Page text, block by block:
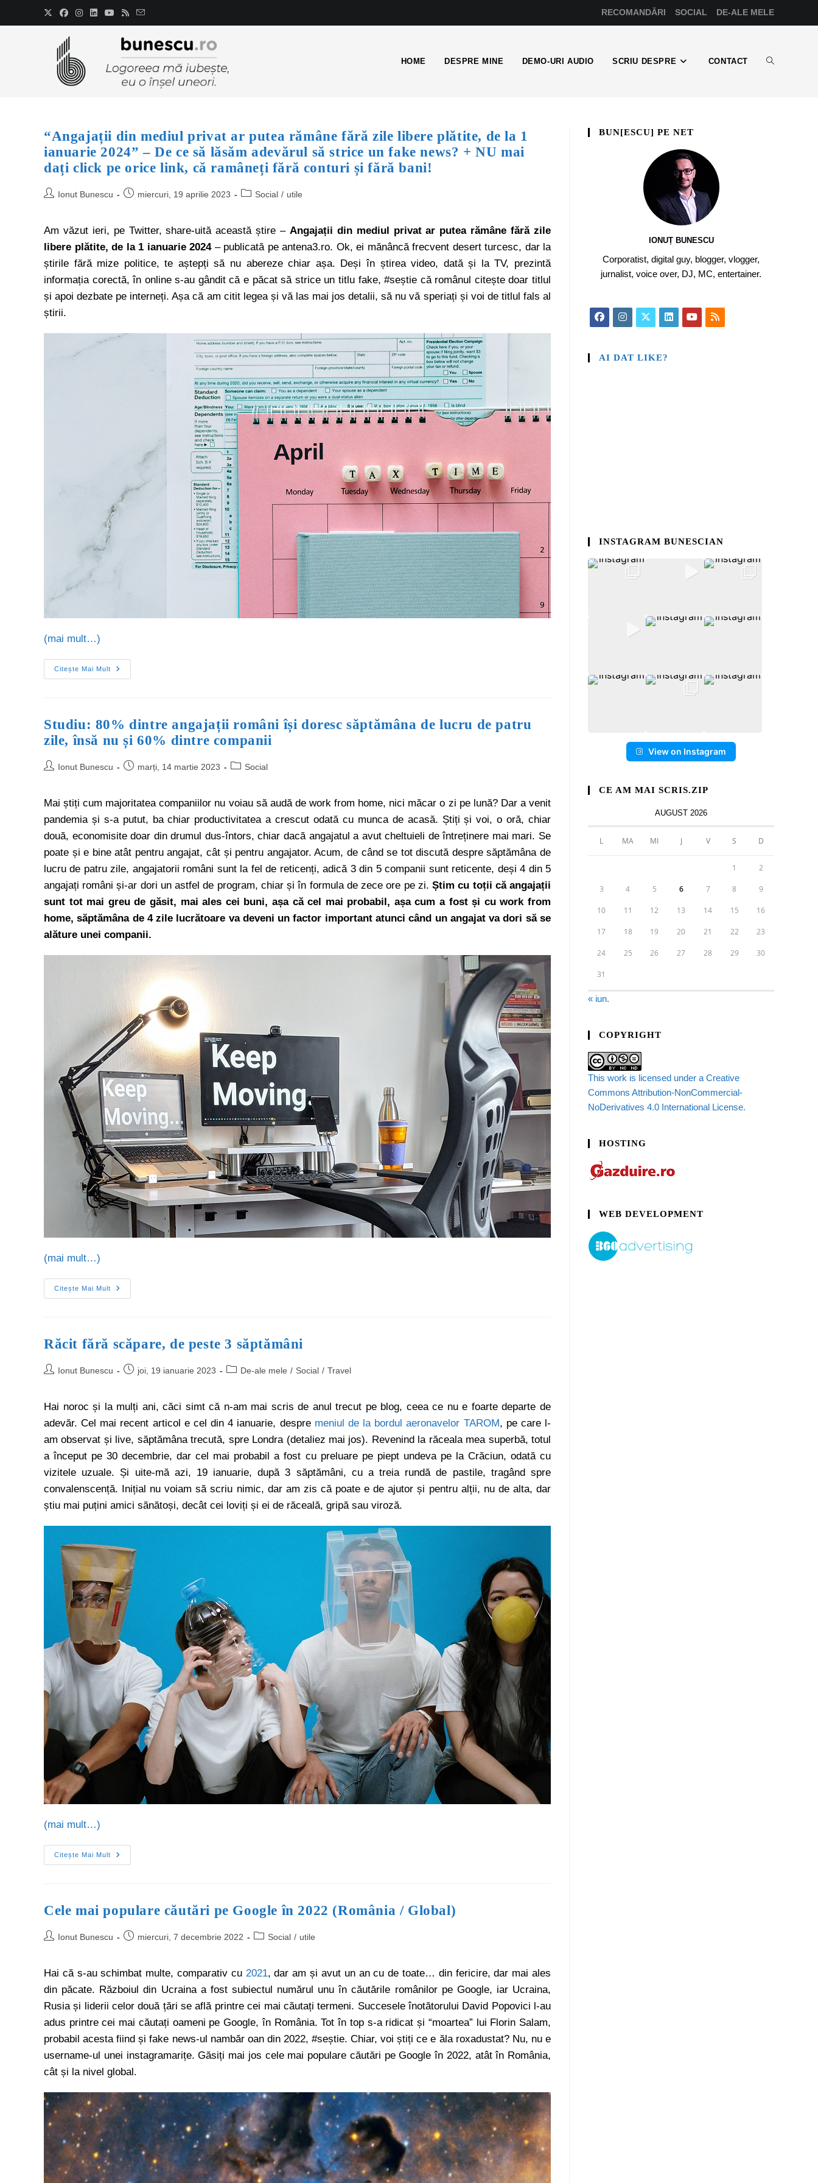
RECOMANDĂRI SOCIAL DE-ALE MELE
HOME DESPRE MINE DEMO-URI AUDIO SCRIU DESPRE CONTACT
“Angajații din mediul privat ar putea rămâne fără zile libere plătite, de la 1
ianuarie 2024” – De ce să lăsăm adevărul să strice un fake news? + NU mai
dați click pe orice link, că ramâneți fără conturi și fără bani!
Ionut Bunescu miercuri, 19 aprilie 2023 Social / utile
Am văzut ieri, pe Twitter, share-uită această știre – Angajații din mediul privat ar putea rămâne fără zile
libere plătite, de la 1 ianuarie 2024– publicată pe antena3.ro. Ok, ei mănâncă frecvent desert turcesc, dar la
știrile fără mize politice, te aștepți să nu abereze chiar așa. Deși în știrea video, dată și la TV, prezintă
informația corectă, în online s-au gândit că e păcat să strice un titlu fake, #seștie că românul citește doar titlul
și apoi dezbate pe interneți. Așa că am citit legea și vă las mai jos detalii, să nu vă speriați și voi de titlul fals al
știrii.
(mai mult…)
Citește Mai Mult
Studiu: 80% dintre angajații români își doresc săptămâna de lucru de patru
zile, însă nu și 60% dintre companii
Ionut Bunescu marți, 14 martie 2023 Social
Mai știți cum majoritatea companiilor nu voiau să audă de work from home, nici măcar o zi pe lună? Dar a venit
pandemia și s-a putut, ba chiar productivitatea a crescut odată cu munca de acasă. Știți și voi, o oră, chiar
două, economisite doar din drumul dus-întors, chiar dacă angajatul a avut cheltuieli de întreținere mai mari. Se
poate și e bine atât pentru angajat, cât și pentru angajator. Acum, de când se tot discută despre săptămâna de
lucru de patru zile, angajatorii români sunt la fel de reticenți, adică 3 din 5 companii sunt reticente, deși 4 din 5
angajați români și-ar dori un astfel de program, chiar și în formula de zece ore pe zi.Știm cu toții că angajații
sunt tot mai greu de găsit, mai ales cei buni, așa că cel mai probabil, așa cum a fost și cu work from
home, săptămâna de 4 zile lucrătoare va deveni un factor important atunci când un angajat va dori să se
alăture unei companii.
(mai mult…)
Citește Mai Mult
Răcit fără scăpare, de peste 3 săptămâni
Ionut Bunescu joi, 19 ianuarie 2023 De-ale mele / Social / Travel
Hai noroc și la mulți ani, căci simt că n-am mai scris de anul trecut pe blog, ceea ce nu e foarte departe de
adevăr. Cel mai recent articol e cel din 4 ianuarie, despre meniul de la bordul aeronavelor TAROM, pe care l-
am observat și live, săptămâna trecută, spre Londra (detaliez mai jos). Revenind la răceala mea superbă, totul
a început pe 30 decembrie, dar cel mai probabil a fost cu preluare pe piept undeva pe la Crăciun, odată cu
vizitele uzuale. Și uite-mă azi, 19 ianuarie, după 3 săptămâni, cu a treia rundă de pastile, tragând spre
convalenscență. Inițial nu voiam să scriu nimic, dar am zis că poate e de ajutor și pentru alții, nu de alta, dar
știu mai puțini amici sănătoși, decât cei loviți și ei de răceală, gripă sau viroză.
(mai mult…)
Citește Mai Mult
Cele mai populare căutări pe Google în 2022 (România / Global)
Ionut Bunescu miercuri, 7 decembrie 2022 Social / utile
Hai că s-au schimbat multe, comparativ cu 2021, dar am și avut un an cu de toate… din fericire, dar mai ales
din păcate. Războiul din Ucraina a fost subiectul numărul unu în căutările românilor pe Google, iar Ucraina,
Rusia și liderii celor două țări se află printre cei mai căutați termeni. Succesele înotătorului David Popovici l-au
adus printre cei mai căutați oameni pe Google, în România. Tot în top s-a ridicat și “moartea” lui Florin Salam,
probabil acesta fiind și fake news-ul nambăr oan din 2022, #seștie. Chiar, voi știți ce e ăla roxadustat? Nu, nu e
username-ul unei instagramarițe. Găsiți mai jos cele mai populare căutări pe Google în 2022, atât în România,
cât și la nivel global.
BUN[ESCU] PE NET
IONUȚ BUNESCU
Corporatist, digital guy, blogger, vlogger,
jurnalist, voice over, DJ, MC, entertainer.
AI DAT LIKE?
INSTAGRAM BUNESCIAN
View on Instagram
CE AM MAI SCRIS.ZIP
AUGUST 2026
L MA MI J V S D
1 2
3 4 5 6 7 8 9
10 11 12 13 14 15 16
17 18 19 20 21 22 23
24 25 26 27 28 29 30
31
« iun.
COPYRIGHT
This work is licensed under a Creative
Commons Attribution-NonCommercial-
NoDerivatives 4.0 International License.
HOSTING
WEB DEVELOPMENT